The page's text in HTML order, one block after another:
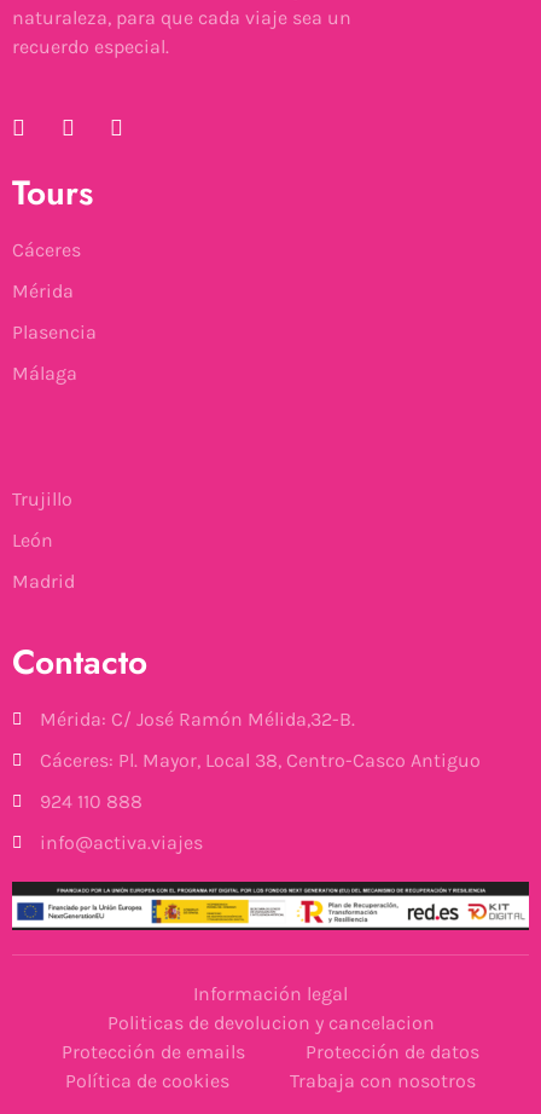
naturaleza, para que cada viaje sea un
recuerdo especial.
Tours
Cáceres
Mérida
Plasencia
Málaga
Trujillo
León
Madrid
Contacto
Mérida: C/ José Ramón Mélida,32-B.
Cáceres: Pl. Mayor, Local 38, Centro-Casco Antiguo
924 110 888
info@activa.viajes
Información legal
Politicas de devolucion y cancelacion
Protección de emails
Protección de datos
Política de cookies
Trabaja con nosotros